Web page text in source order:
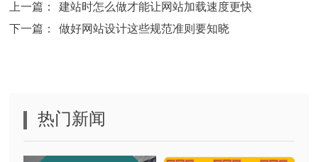
上一篇：
建站时怎么做才能让网站加载速度更快
下一篇：
做好网站设计这些规范准则要知晓
热门新闻